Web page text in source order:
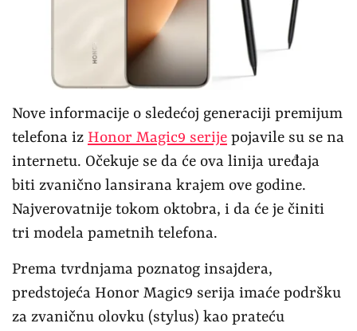
Nove informacije o sledećoj generaciji premijum
telefona iz Honor Magic9 serije pojavile su se na
internetu. Očekuje se da će ova linija uređaja
biti zvanično lansirana krajem ove godine.
Najverovatnije tokom oktobra, i da će je činiti
tri modela pametnih telefona.
Prema tvrdnjama poznatog insajdera,
predstojeća Honor Magic9 serija imaće podršku
za zvaničnu olovku (stylus) kao prateću